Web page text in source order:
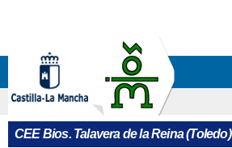
CEE Bios. Talavera de la Reina (Toledo)